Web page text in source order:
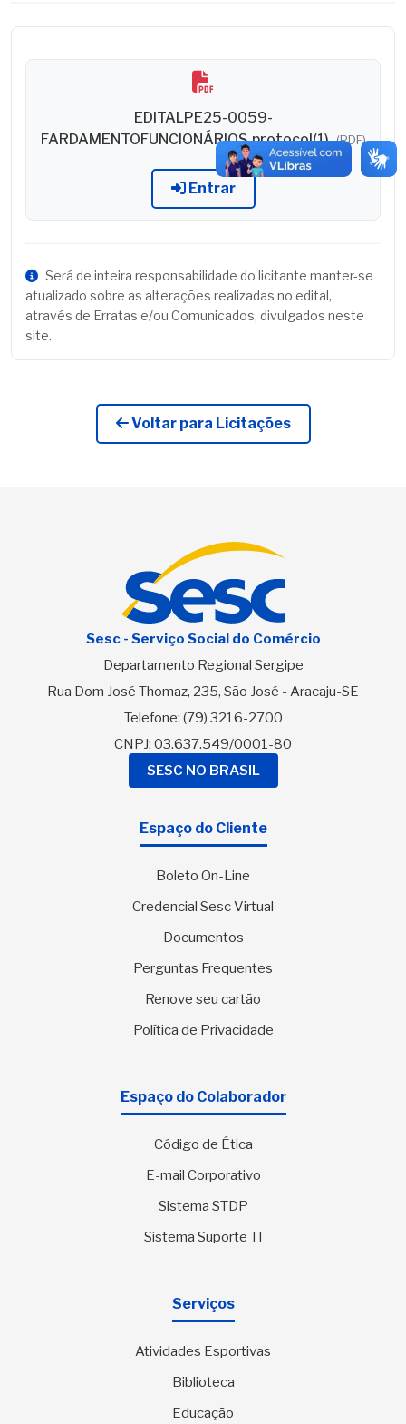
EDITALPE25-0059-
FARDAMENTOFUNCIONÁRIOS.protocol(1) (PDF)
Entrar
Será de inteira responsabilidade do licitante manter-se
atualizado sobre as alterações realizadas no edital,
através de Erratas e/ou Comunicados, divulgados neste
site.
Voltar para Licitações
Sesc - Serviço Social do Comércio
Departamento Regional Sergipe
Rua Dom José Thomaz, 235, São José - Aracaju-SE
Telefone: (79) 3216-2700
CNPJ: 03.637.549/0001-80
SESC NO BRASIL
Espaço do Cliente
Boleto On-Line
Credencial Sesc Virtual
Documentos
Perguntas Frequentes
Renove seu cartão
Política de Privacidade
Espaço do Colaborador
Código de Ética
E-mail Corporativo
Sistema STDP
Sistema Suporte TI
Serviços
Atividades Esportivas
Biblioteca
Educação